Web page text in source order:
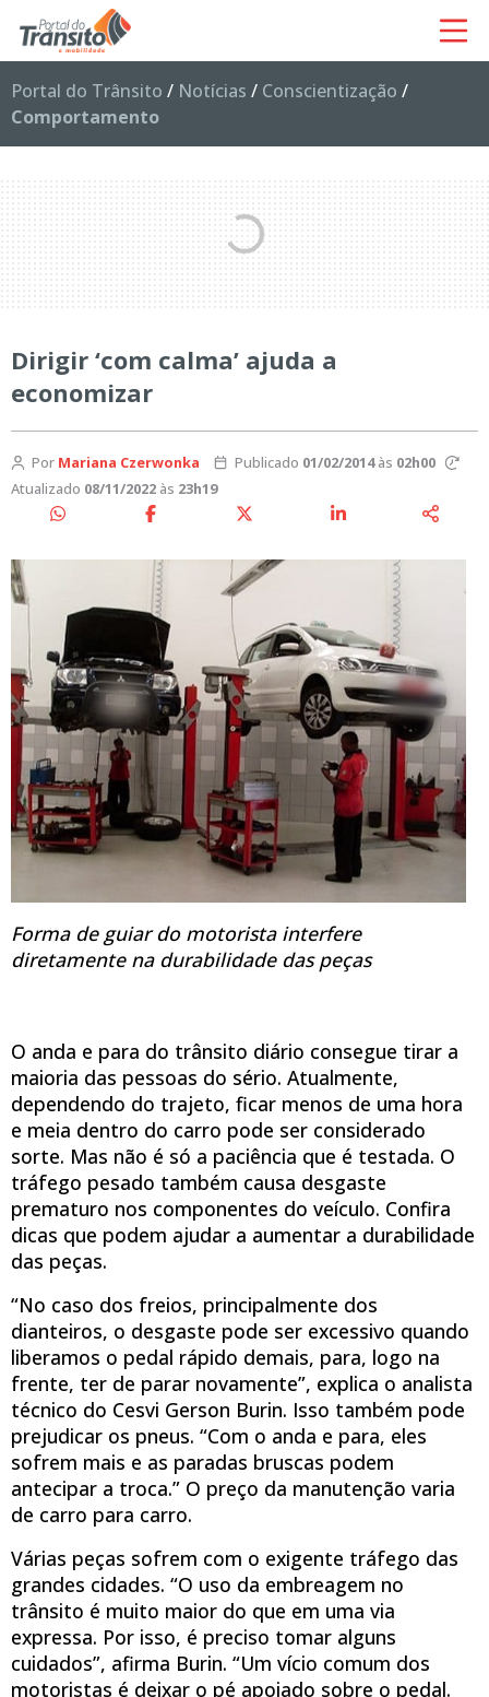
Portal do Trânsito / Notícias / Conscientização /
Comportamento
Dirigir ‘com calma’ ajuda a
economizar
Por Mariana Czerwonka Publicado 01/02/2014às 02h00
Atualizado 08/11/2022 às 23h19
Forma de guiar do motorista interfere
diretamente na durabilidade das peças
O anda e para do trânsito diário consegue tirar a
maioria das pessoas do sério. Atualmente,
dependendo do trajeto, ficar menos de uma hora
e meia dentro do carro pode ser considerado
sorte. Mas não é só a paciência que é testada. O
tráfego pesado também causa desgaste
prematuro nos componentes do veículo. Confira
dicas que podem ajudar a aumentar a durabilidade
das peças.
“No caso dos freios, principalmente dos
dianteiros, o desgaste pode ser excessivo quando
liberamos o pedal rápido demais, para, logo na
frente, ter de parar novamente”, explica o analista
técnico do Cesvi Gerson Burin. Isso também pode
prejudicar os pneus. “Com o anda e para, eles
sofrem mais e as paradas bruscas podem
antecipar a troca.” O preço da manutenção varia
de carro para carro.
Várias peças sofrem com o exigente tráfego das
grandes cidades. “O uso da embreagem no
trânsito é muito maior do que em uma via
expressa. Por isso, é preciso tomar alguns
cuidados”, afirma Burin. “Um vício comum dos
motoristas é deixar o pé apoiado sobre o pedal.